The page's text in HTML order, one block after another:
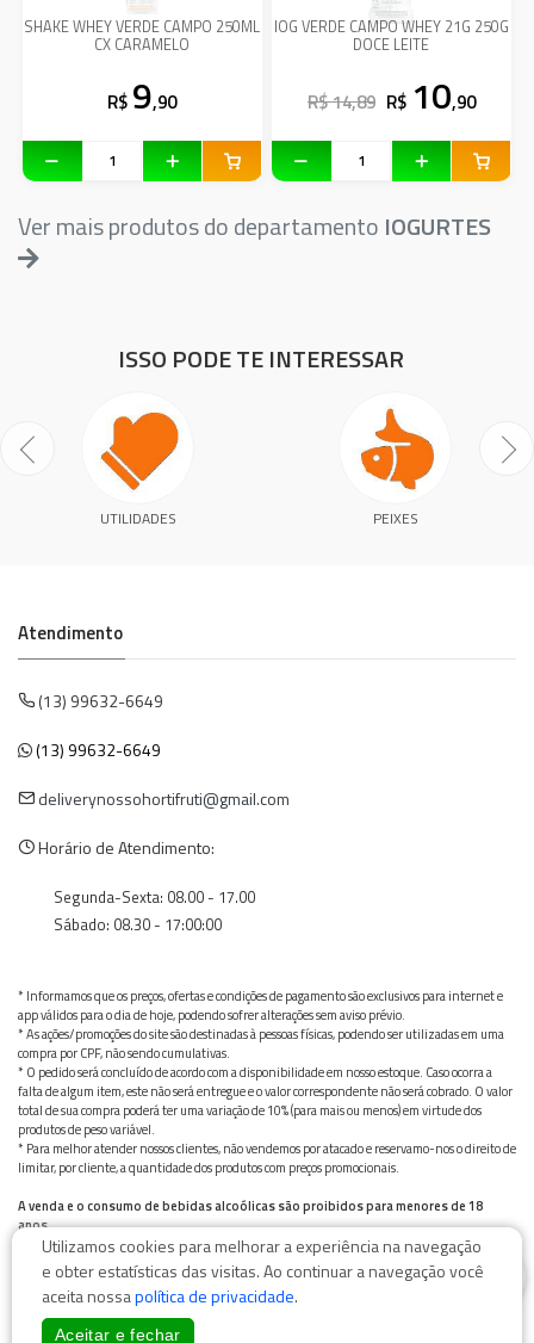
SHAKE WHEY VERDE CAMPO 250ML
CX CARAMELO
R$ 9,90
IOG VERDE CAMPO WHEY 21G 250G
DOCE LEITE
R$ 14,89 R$ 10,90
Ver mais produtos do departamento IOGURTES
ISSO PODE TE INTERESSAR
UTILIDADES PEIXES
Atendimento
(13) 99632-6649
(13) 99632-6649
deliverynossohortifruti@gmail.com
Horário de Atendimento:
Segunda-Sexta: 08.00 - 17.00
Sábado: 08.30 - 17:00:00
* Informamos que os preços, ofertas e condições de pagamento são exclusivos para internet e
app válidos para o dia de hoje, podendo sofrer alterações sem aviso prévio.
* As ações/promoções do site são destinadas à pessoas físicas, podendo ser utilizadas em uma
compra por CPF, não sendo cumulativas.
* O pedido será concluído de acordo com a disponibilidade em nosso estoque. Caso ocorra a
falta de algum item, este não será entregue e o valor correspondente não será cobrado. O valor
total de sua compra poderá ter uma variação de 10% (para mais ou menos) em virtude dos
produtos de peso variável.
* Para melhor atender nossos clientes, não vendemos por atacado e reservamo-nos o direito de
limitar, por cliente, a quantidade dos produtos com preços promocionais.
A venda e o consumo de bebidas alcoólicas são proibidos para menores de 18
anos.
Bebida alcoólica pode causar dependência química e, em excesso, provoca graves males à saúde.
Beba com moderação
Utilizamos cookies para melhorar a experiência na navegação
e obter estatísticas das visitas. Ao continuar a navegação você
aceita nossapolítica de privacidade.
Aceitar e fechar